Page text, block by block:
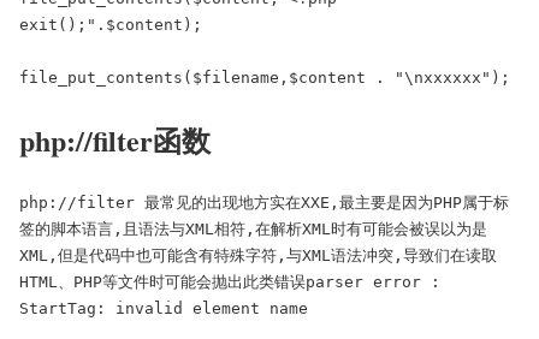
exit();".$content);
file_put_contents($filename,$content . "\nxxxxxx");
php://filter函数
php://filter 最常见的出现地方实在XXE,最主要是因为PHP属于标
签的脚本语言,且语法与XML相符,在解析XML时有可能会被误以为是
XML,但是代码中也可能含有特殊字符,与XML语法冲突,导致们在读取
HTML、PHP等文件时可能会抛出此类错误parser error :
StartTag: invalid element name